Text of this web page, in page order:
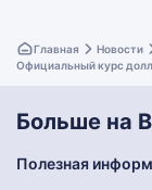
Главная Новости
Официальный курс
Больше на
Полезная